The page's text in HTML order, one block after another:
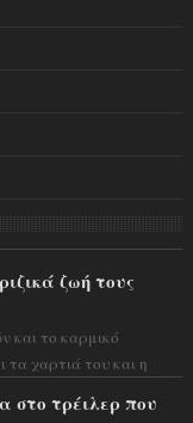
ζωή τους
και το καρμικό
τα χαρτιά του και η
στο τρέιλερ που